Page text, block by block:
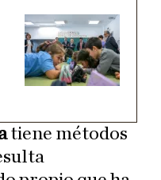
tiene métodos